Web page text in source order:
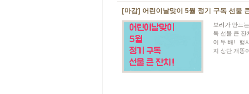
[마감] 어린이날맞이 5월 정기 구독 선물
보리가 만드
독 선물 큰
이 두 배! 행
지 상단 개똥